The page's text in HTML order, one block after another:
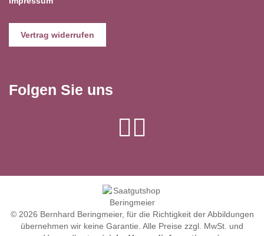
Vertrag widerrufen
Folgen Sie uns
© 2026 Bernhard Beringmeier, für die Richtigkeit der Abbildungen
übernehmen wir keine Garantie. Alle Preise zzgl. MwSt. und